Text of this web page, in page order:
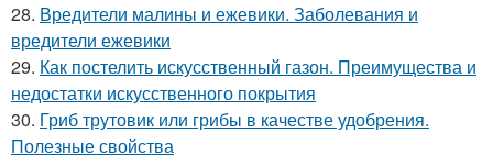
28. Вредители малины и ежевики. Заболевания и
вредители ежевики
29. Как постелить искусственный газон. Преимущества и
недостатки искусственного покрытия
30. Гриб трутовик или грибы в качестве удобрения.
Полезные свойства